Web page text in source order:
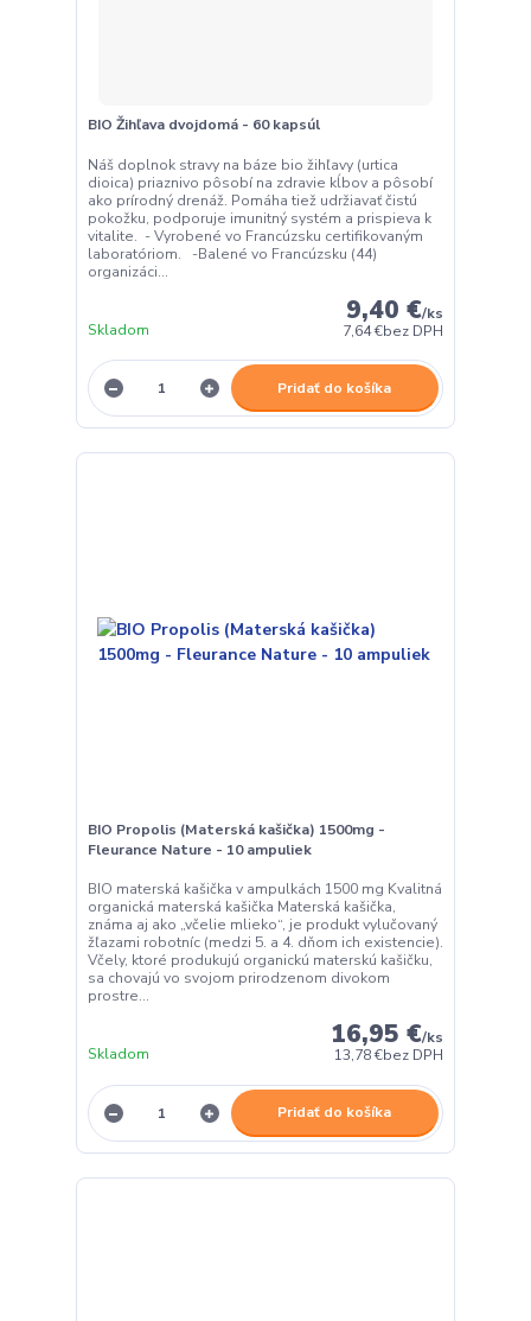
BIO Žihľava dvojdomá - 60 kapsúl
Náš doplnok stravy na báze bio žihľavy (urtica
dioica) priaznivo pôsobí na zdravie kĺbov a pôsobí
ako prírodný drenáž. Pomáha tiež udržiavať čistú
pokožku, podporuje imunitný systém a prispieva k
vitalite. - Vyrobené vo Francúzsku certifikovaným
laboratóriom. -Balené vo Francúzsku (44)
organizáci...
9,40 €/ks
7,64 €bez DPH
Skladom
Pridať do košíka
BIO Propolis (Materská kašička) 1500mg -
Fleurance Nature - 10 ampuliek
BIO materská kašička v ampulkách 1500 mg Kvalitná
organická materská kašička Materská kašička,
známa aj ako „včelie mlieko“, je produkt vylučovaný
žľazami robotníc (medzi 5. a 4. dňom ich existencie).
Včely, ktoré produkujú organickú materskú kašičku,
sa chovajú vo svojom prirodzenom divokom
prostre...
16,95 €/ks
13,78 €bez DPH
Skladom
Pridať do košíka